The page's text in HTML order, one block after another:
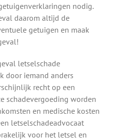
nodig.
daarom altijd de
getuigen en maak
letselschade
door iemand anders
recht op een
schadevergoeding worden
en medische kosten
letselschadeadvocaat
voor het letsel en